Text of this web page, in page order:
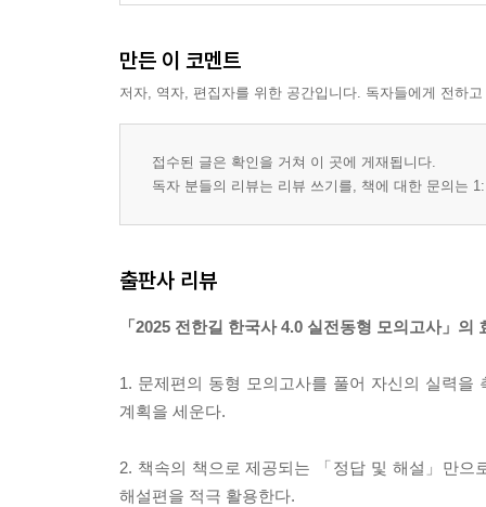
만든 이 코멘트
저자, 역자, 편집자를 위한 공간입니다. 독자들에게 전하
접수된 글은 확인을 거쳐 이 곳에 게재됩니다.
독자 분들의 리뷰는 리뷰 쓰기를, 책에 대한 문의는
출판사 리뷰
「2025 전한길 한국사 4.0 실전동형 모의고사」의
1. 문제편의 동형 모의고사를 풀어 자신의 실력
계획을 세운다.
2. 책속의 책으로 제공되는 「정답 및 해설」만
해설편을 적극 활용한다.